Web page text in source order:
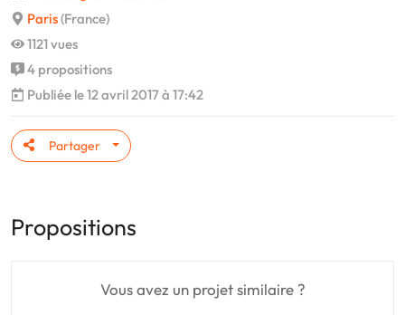
Paris(France)
1121 vues
4 propositions
Publiée le 12 avril 2017 à 17:42
Partager
Propositions
Vous avez un projet similaire ?